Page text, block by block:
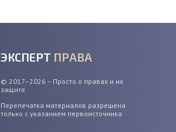
ЭКСПЕРТ ПРАВА
© 2017–2026 – Просто о правах и их
защите
Перепечатка материалов разрешена
только с указанием первоисточника